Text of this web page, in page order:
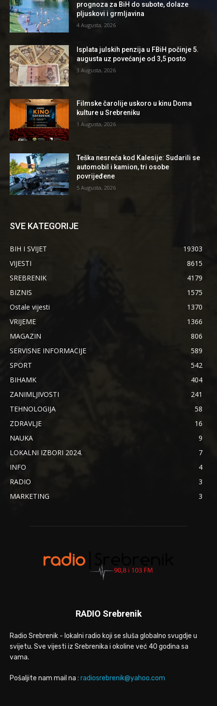
prognoza za BiH do subote, dolaze
pljuskovi i grmljavina
4 Augusta, 2026
Isplata julskih penzija u FBiH počinje 5.
augusta uz povećanje od 3,5 posto
3 Augusta, 2026
Filmske čarolije uskoro u kinu Doma
kulture u Srebreniku
1 Augusta, 2026
Teška nesreća kod Kalesije: Sudarili se
automobil i kamion, tri osobe
povrijeđene
5 Augusta, 2026
SVE KATEGORIJE
BIH I SVIJET
19303
VIJESTI
8615
SREBRENIK
4179
BIZNIS
1575
Ostale vijesti
1370
VRIJEME
1366
MAGAZIN
806
SERVISNE INFORMACIJE
589
SPORT
542
BIHAMK
404
ZANIMLJIVOSTI
241
TEHNOLOGIJA
58
ZDRAVLJE
16
NAUKA
9
LOKALNI IZBORI 2024.
7
INFO
4
RADIO
3
MARKETING
3
RADIO Srebrenik
Radio Srebrenik - lokalni radio koji se sluša globalno svugdje u
svijetu. Sve vijesti iz Srebrenika i okoline već 40 godina sa
vama.
Pošaljite nam mail na : radiosrebrenik@yahoo.com